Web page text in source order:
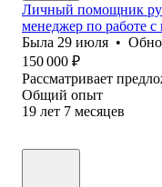
Личный помощник
менеджер по работе с
Была 29 июля •
150 000 ₽
Рассматривает
Общий опыт
19 лет 7 месяцев